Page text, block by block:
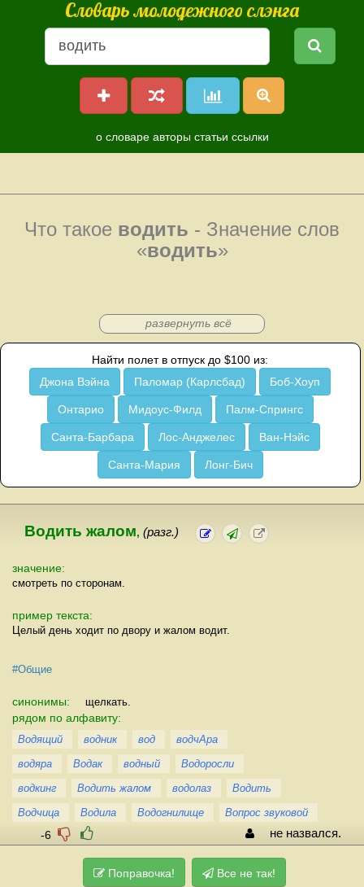
Словарь молодежного слэнга
о словаре авторы статьи ссылки
Что такое водить - Значение слов
«водить»
развернуть всё
Найти полет в отпуск до $100 из:
Джона Вэйна
Паломар (Карлсбад) Боб-Хоуп
Онтарио Мидоус-Филд Палм-Спрингс
Санта-Барбара Лос-Анджелес Ван-Нэйс
Санта-Мария Лонг-Бич
Водить жалом, (разг.)
значение:
смотреть по сторонам.
пример текста:
Целый день ходит по двору и жалом водит.
#Общие
синонимы: щелкать.
рядом по алфавиту:
Водящий водник вод
водчАра
водяра
Водак водный
Водоросли
водкинг
Водить жалом водолаз
Водить
Водчица
Водила Водогнилище Вопрос звуковой
-6 не назвался.
Поправочка! Все не так!